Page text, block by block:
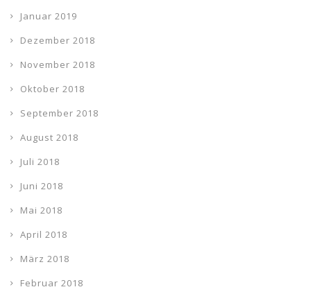
Januar 2019
Dezember 2018
November 2018
Oktober 2018
September 2018
August 2018
Juli 2018
Juni 2018
Mai 2018
April 2018
März 2018
Februar 2018